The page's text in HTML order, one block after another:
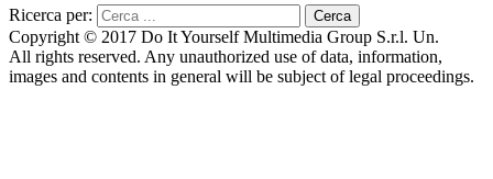
Ricerca per:
Copyright © 2017 Do It Yourself Multimedia Group S.r.l. Un.
All rights reserved. Any unauthorized use of data, information,
images and contents in general will be subject of legal proceedings.